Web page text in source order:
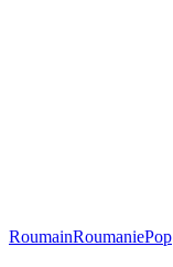
RoumainRoumaniePop